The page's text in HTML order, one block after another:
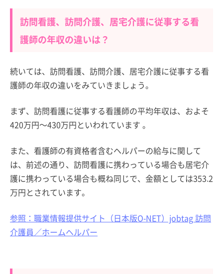
訪問看護、訪問介護、居宅介護に従事する看
護師の年収の違いは？
続いては、訪問看護、訪問介護、居宅介護に従事する看
護師の年収の違いをみていきましょう。
まず、訪問看護に従事する看護師の平均年収は、およそ
420万円～430万円といわれています 。
また、看護師の有資格者含むヘルパーの給与に関して
は、前述の通り、訪問看護に携わっている場合も居宅介
護に携わっている場合も概ね同じで、金額としては353.2
万円とされています。
参照：職業情報提供サイト（日本版O-NET）jobtag 訪問
介護員／ホームヘルパー